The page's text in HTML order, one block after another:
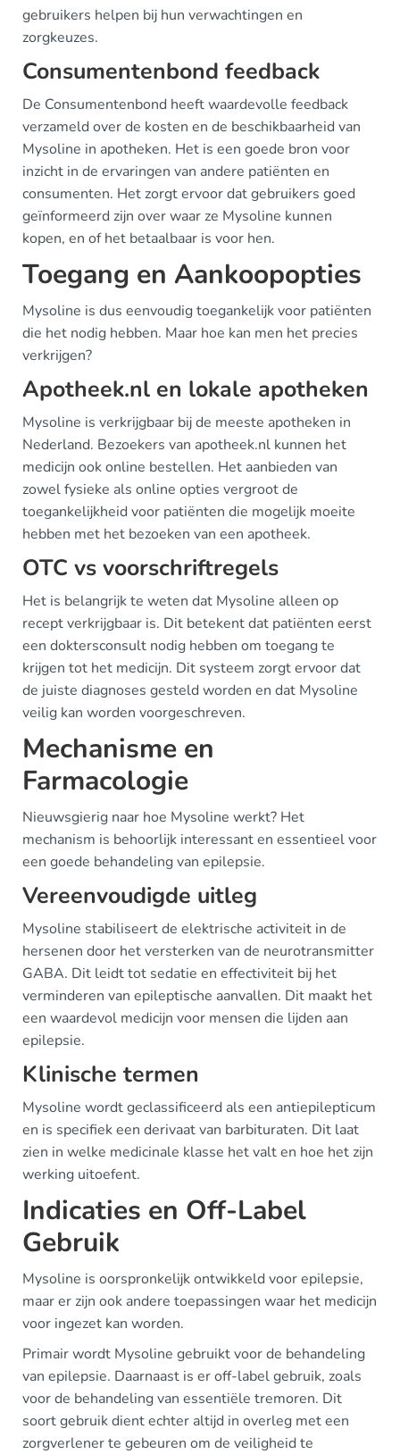
gebruikers helpen bij hun verwachtingen en
zorgkeuzes.
Consumentenbond feedback
De Consumentenbond heeft waardevolle feedback
verzameld over de kosten en de beschikbaarheid van
Mysoline in apotheken. Het is een goede bron voor
inzicht in de ervaringen van andere patiënten en
consumenten. Het zorgt ervoor dat gebruikers goed
geïnformeerd zijn over waar ze Mysoline kunnen
kopen, en of het betaalbaar is voor hen.
Toegang en Aankoopopties
Mysoline is dus eenvoudig toegankelijk voor patiënten
die het nodig hebben. Maar hoe kan men het precies
verkrijgen?
Apotheek.nl en lokale apotheken
Mysoline is verkrijgbaar bij de meeste apotheken in
Nederland. Bezoekers van apotheek.nl kunnen het
medicijn ook online bestellen. Het aanbieden van
zowel fysieke als online opties vergroot de
toegankelijkheid voor patiënten die mogelijk moeite
hebben met het bezoeken van een apotheek.
OTC vs voorschriftregels
Het is belangrijk te weten dat Mysoline alleen op
recept verkrijgbaar is. Dit betekent dat patiënten eerst
een doktersconsult nodig hebben om toegang te
krijgen tot het medicijn. Dit systeem zorgt ervoor dat
de juiste diagnoses gesteld worden en dat Mysoline
veilig kan worden voorgeschreven.
Mechanisme en
Farmacologie
Nieuwsgierig naar hoe Mysoline werkt? Het
mechanism is behoorlijk interessant en essentieel voor
een goede behandeling van epilepsie.
Vereenvoudigde uitleg
Mysoline stabiliseert de elektrische activiteit in de
hersenen door het versterken van de neurotransmitter
GABA. Dit leidt tot sedatie en effectiviteit bij het
verminderen van epileptische aanvallen. Dit maakt het
een waardevol medicijn voor mensen die lijden aan
epilepsie.
Klinische termen
Mysoline wordt geclassificeerd als een antiepilepticum
en is specifiek een derivaat van barbituraten. Dit laat
zien in welke medicinale klasse het valt en hoe het zijn
werking uitoefent.
Indicaties en Off-Label
Gebruik
Mysoline is oorspronkelijk ontwikkeld voor epilepsie,
maar er zijn ook andere toepassingen waar het medicijn
voor ingezet kan worden.
Primair wordt Mysoline gebruikt voor de behandeling
van epilepsie. Daarnaast is er off-label gebruik, zoals
voor de behandeling van essentiële tremoren. Dit
soort gebruik dient echter altijd in overleg met een
zorgverlener te gebeuren om de veiligheid te